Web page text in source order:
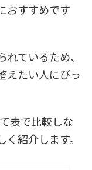
おすすめです
ているため、
えたい人にぴっ
表で比較しな
紹介します。